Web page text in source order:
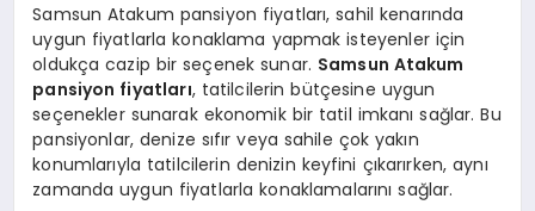
Samsun Atakum pansiyon fiyatları, sahil kenarında
uygun fiyatlarla konaklama yapmak isteyenler için
oldukça cazip bir seçenek sunar. Samsun Atakum
pansiyon fiyatları, tatilcilerin bütçesine uygun
seçenekler sunarak ekonomik bir tatil imkanı sağlar. Bu
pansiyonlar, denize sıfır veya sahile çok yakın
konumlarıyla tatilcilerin denizin keyfini çıkarırken, aynı
zamanda uygun fiyatlarla konaklamalarını sağlar.